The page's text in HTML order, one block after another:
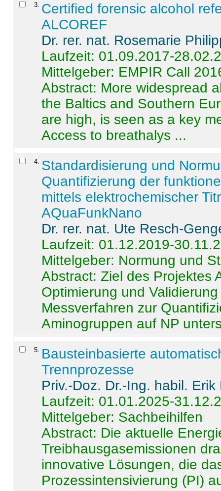
3 Certified forensic alcohol
ALCOREF
Dr. rer. nat. Rosemarie
Laufzeit: 01.09.2017-
Mittelgeber: EMPIR Call
Abstract: More widespread
the Baltics and Southern
are high, is seen as a key
Access to breathalys ...
4 Standardisierung und
Quantifizierung der
mittels elektrochemischer
AQuaFunkNano
Dr. rer. nat. Ute Resch-
Laufzeit: 01.12.2019-
Mittelgeber: Normung und
Abstract:Ziel des Projektes
Optimierung und
Messverfahren zur
Aminogruppen auf NP
5
Bausteinbasierte
Trennprozesse
Priv.-Doz. Dr.-Ing. habil. Erik
Laufzeit: 01.01.2025-
Mittelgeber: Sachbeihilfen
Abstract: Die aktuelle
Treibhausgasemissionen
innovative Lösungen, die
Prozessintensivierung (PI)